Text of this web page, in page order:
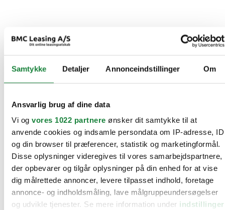
Samtykke Detaljer Annonceindstillinger Om
Ansvarlig brug af dine data
Vi og vores 1022 partnere ønsker dit samtykke til at
anvende cookies og indsamle persondata om IP-adresse, ID
og din browser til præferencer, statistik og marketingformål.
Disse oplysninger videregives til vores samarbejdspartnere,
der opbevarer og tilgår oplysninger på din enhed for at vise
dig målrettede annoncer, levere tilpasset indhold, foretage
annonce- og indholdsmåling, lave målgruppeundersøgelser
og udvikle tjenester. Se mere information under indstillinger